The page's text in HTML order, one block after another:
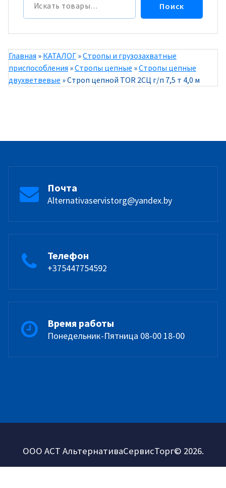
Поиск
Главная » КАТАЛОГ »Стропы и грузозахватные
приспособления »Стропы цепные »Стропы цепные
двухветвевые »Строп цепной TOR 2СЦ г/п 7,5 т 4,0 м
Почта
Alternativaservistorg@yandex.by
Телефон
+375447754592
Время работы
Понедельник-Пятница 08-00 18-00
ООО АСТ АльтернативаСервисТорг© 2026.